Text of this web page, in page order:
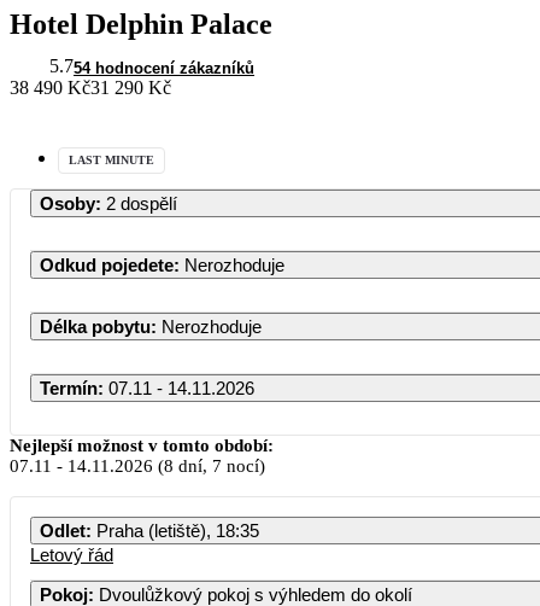
Hotel Delphin Palace
5.754 hodnocení zákazníků
38 490 Kč31 290 Kč
LAST MINUTE
Osoby: 2 dospělí
Odkud pojedete: Nerozhoduje
Délka pobytu: Nerozhoduje
Termín: 07.11 - 14.11.2026
Nejlepší možnost v tomto období:
07.11 - 14.11.2026 (8 dní, 7 nocí)
Odlet: Praha (letiště), 18:35
Letový řád
Pokoj: Dvoulůžkový pokoj s výhledem do okolí